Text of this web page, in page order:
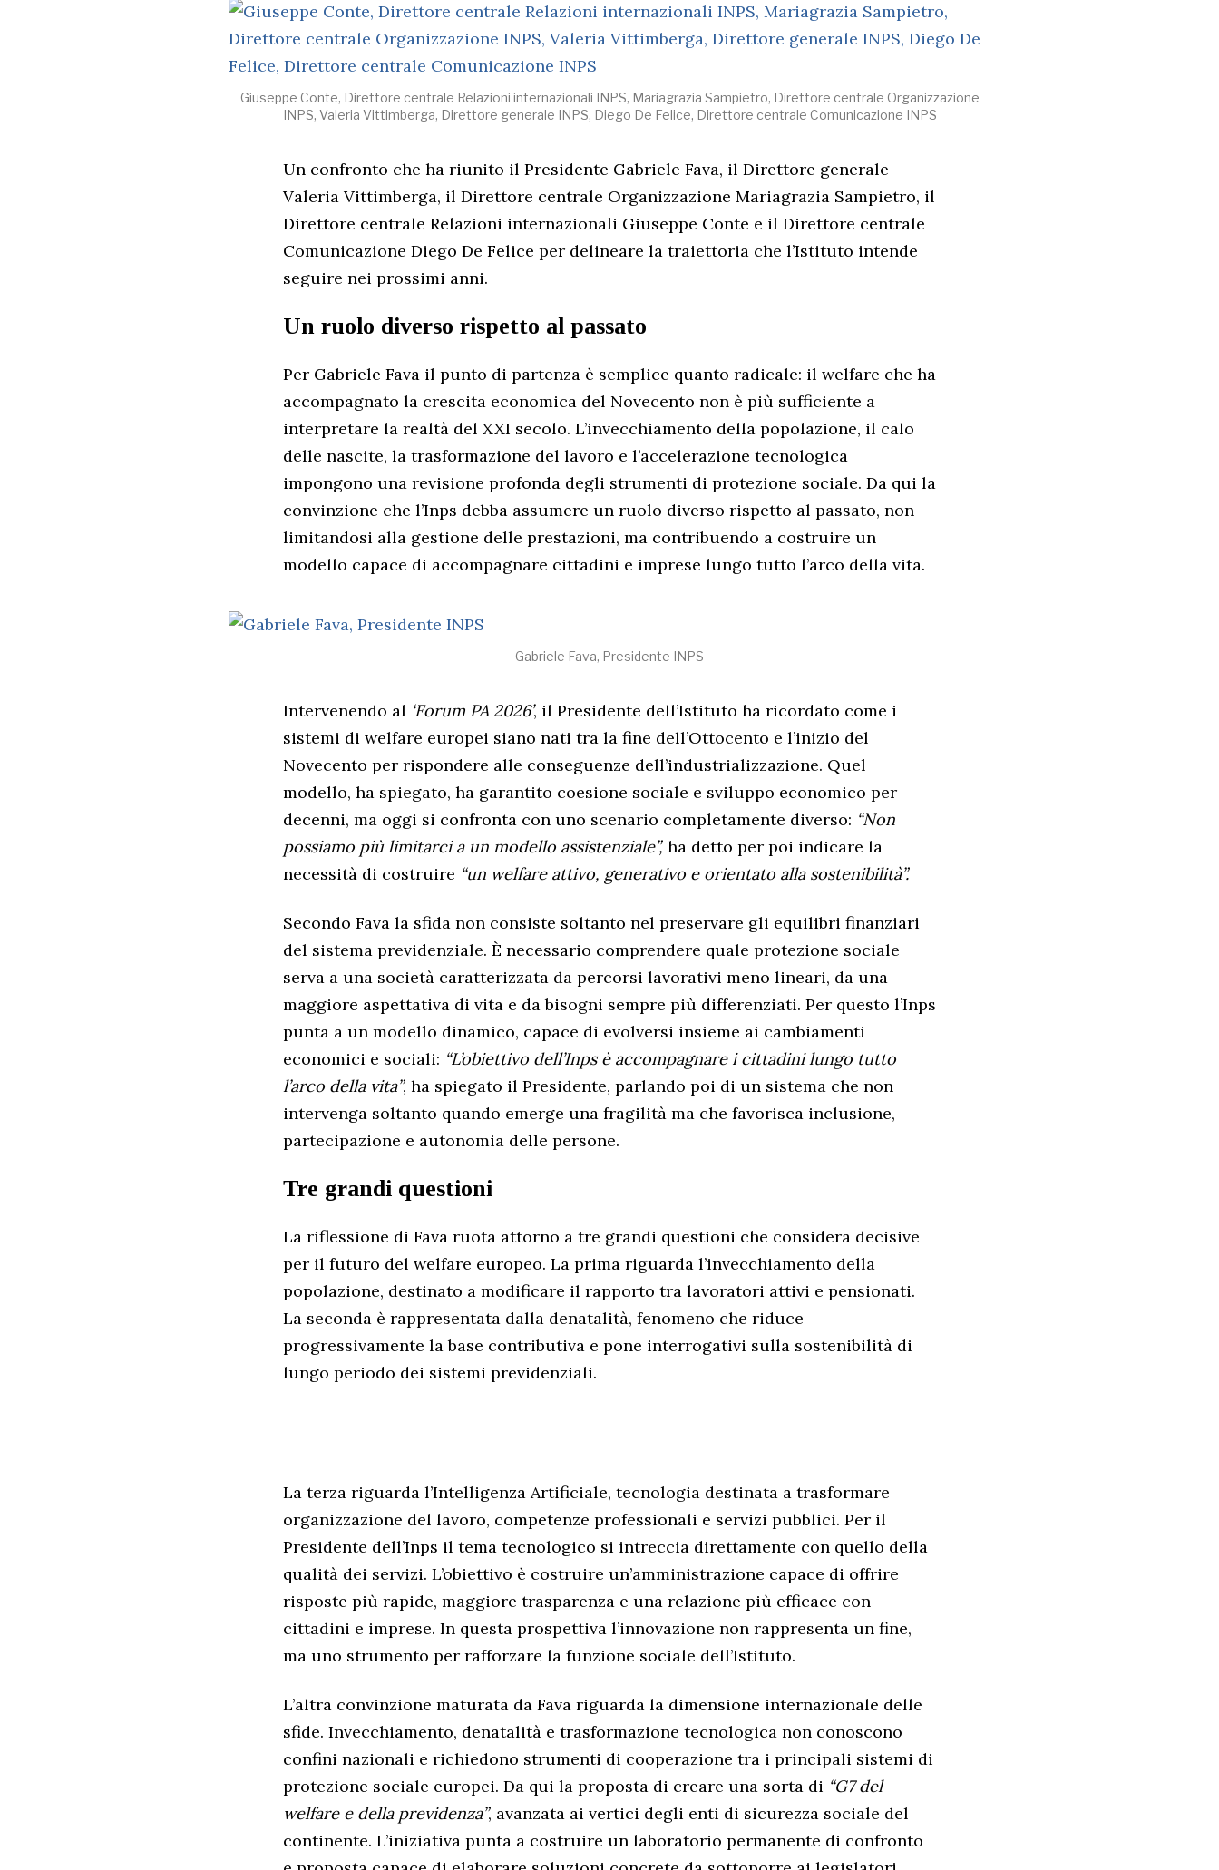
Giuseppe Conte, Direttore centrale Relazioni internazionali INPS, Mariagrazia Sampietro, Direttore centrale Organizzazione
INPS, Valeria Vittimberga, Direttore generale INPS, Diego De Felice, Direttore centrale Comunicazione INPS
Un confronto che ha riunito il Presidente Gabriele Fava, il Direttore generale
Valeria Vittimberga, il Direttore centrale Organizzazione Mariagrazia Sampietro, il
Direttore centrale Relazioni internazionali Giuseppe Conte e il Direttore centrale
Comunicazione Diego De Felice per delineare la traiettoria che l’Istituto intende
seguire nei prossimi anni.
Un ruolo diverso rispetto al passato
Per Gabriele Fava il punto di partenza è semplice quanto radicale: il welfare che ha
accompagnato la crescita economica del Novecento non è più sufficiente a
interpretare la realtà del XXI secolo. L’invecchiamento della popolazione, il calo
delle nascite, la trasformazione del lavoro e l’accelerazione tecnologica
impongono una revisione profonda degli strumenti di protezione sociale. Da qui la
convinzione che l’Inps debba assumere un ruolo diverso rispetto al passato, non
limitandosi alla gestione delle prestazioni, ma contribuendo a costruire un
modello capace di accompagnare cittadini e imprese lungo tutto l’arco della vita.
Gabriele Fava, Presidente INPS
Intervenendo al ‘Forum PA 2026’, il Presidente dell’Istituto ha ricordato come i
sistemi di welfare europei siano nati tra la fine dell’Ottocento e l’inizio del
Novecento per rispondere alle conseguenze dell’industrializzazione. Quel
modello, ha spiegato, ha garantito coesione sociale e sviluppo economico per
decenni, ma oggi si confronta con uno scenario completamente diverso: “Non
possiamo più limitarci a un modello assistenziale”, ha detto per poi indicare la
necessità di costruire “un welfare attivo, generativo e orientato alla sostenibilità”.
Secondo Fava la sfida non consiste soltanto nel preservare gli equilibri finanziari
del sistema previdenziale. È necessario comprendere quale protezione sociale
serva a una società caratterizzata da percorsi lavorativi meno lineari, da una
maggiore aspettativa di vita e da bisogni sempre più differenziati. Per questo l’Inps
punta a un modello dinamico, capace di evolversi insieme ai cambiamenti
economici e sociali: “L’obiettivo dell’Inps è accompagnare i cittadini lungo tutto
l’arco della vita”, ha spiegato il Presidente, parlando poi di un sistema che non
intervenga soltanto quando emerge una fragilità ma che favorisca inclusione,
partecipazione e autonomia delle persone.
Tre grandi questioni
La riflessione di Fava ruota attorno a tre grandi questioni che considera decisive
per il futuro del welfare europeo. La prima riguarda l’invecchiamento della
popolazione, destinato a modificare il rapporto tra lavoratori attivi e pensionati.
La seconda è rappresentata dalla denatalità, fenomeno che riduce
progressivamente la base contributiva e pone interrogativi sulla sostenibilità di
lungo periodo dei sistemi previdenziali.
La terza riguarda l’Intelligenza Artificiale, tecnologia destinata a trasformare
organizzazione del lavoro, competenze professionali e servizi pubblici. Per il
Presidente dell’Inps il tema tecnologico si intreccia direttamente con quello della
qualità dei servizi. L’obiettivo è costruire un’amministrazione capace di offrire
risposte più rapide, maggiore trasparenza e una relazione più efficace con
cittadini e imprese. In questa prospettiva l’innovazione non rappresenta un fine,
ma uno strumento per rafforzare la funzione sociale dell’Istituto.
L’altra convinzione maturata da Fava riguarda la dimensione internazionale delle
sfide. Invecchiamento, denatalità e trasformazione tecnologica non conoscono
confini nazionali e richiedono strumenti di cooperazione tra i principali sistemi di
protezione sociale europei. Da qui la proposta di creare una sorta di “G7 del
welfare e della previdenza”, avanzata ai vertici degli enti di sicurezza sociale del
continente. L’iniziativa punta a costruire un laboratorio permanente di confronto